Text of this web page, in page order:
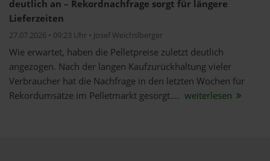
deutlich an – Rekordnachfrage sorgt für längere
Lieferzeiten
27.07.2026 • 09:23 Uhr • Josef Weichslberger
Wie erwartet, haben die Pelletpreise zuletzt deutlich
angezogen. Nach der langen Kaufzurückhaltung vieler
Verbraucher hat die Nachfrage in den letzten Wochen für
Rekordumsätze im Pelletmarkt gesorgt.... weiterlesen